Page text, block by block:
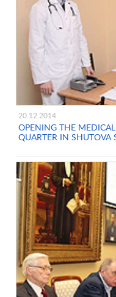
20.12.2014
OPENING THE
QUARTER IN SHUTOVA